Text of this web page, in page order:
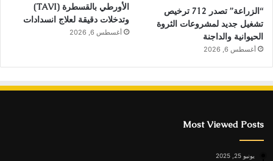
“الزراعة” تصدر 712 ترخيص
تشغيل جديد لمشروعات الثروة
الحيوانية والداجنة
أغسطس 6, 2026
الأورطي بالقسطرة (TAVI)
وتدخلات دقيقة لعلاج انسدادات
أغسطس 6, 2026
Most Viewed Posts
يونيو 25, 2025